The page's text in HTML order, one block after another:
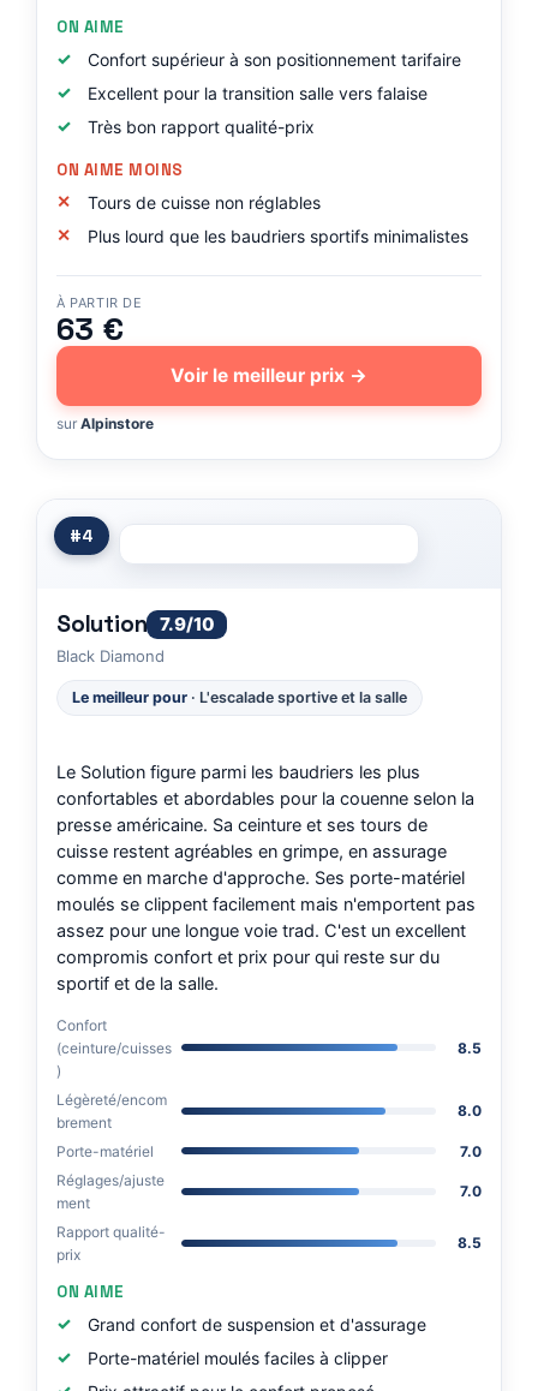
ON AIME
Confort supérieur à son positionnement tarifaire
Excellent pour la transition salle vers falaise
Très bon rapport qualité-prix
ON AIME MOINS
Tours de cuisse non réglables
Plus lourd que les baudriers sportifs minimalistes
À PARTIR DE
63 €
Voir le meilleur prix →
sur Alpinstore
#4
Solution 7.9/10
Black Diamond
Le meilleur pour · L'escalade sportive et la salle
Le Solution figure parmi les baudriers les plus
confortables et abordables pour la couenne selon la
presse américaine. Sa ceinture et ses tours de
cuisse restent agréables en grimpe, en assurage
comme en marche d'approche. Ses porte-matériel
moulés se clippent facilement mais n'emportent pas
assez pour une longue voie trad. C'est un excellent
compromis confort et prix pour qui reste sur du
sportif et de la salle.
Confort
(ceinture/cuisses
)
8.5
Légèreté/encom
brement
8.0
Porte-matériel
7.0
Réglages/ajuste
ment
7.0
Rapport qualité-
prix
8.5
ON AIME
Grand confort de suspension et d'assurage
Porte-matériel moulés faciles à clipper